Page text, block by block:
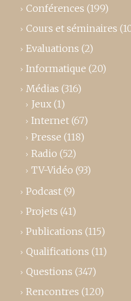
Conférences (199)
Cours et séminaires
Evaluations (2)
Informatique (20)
Médias (316)
Jeux (1)
Internet (67)
Presse (118)
Radio (52)
TV-Vidéo (93)
Podcast (9)
Projets (41)
Publications (115)
Qualifications (11)
Questions (347)
Rencontres (120)